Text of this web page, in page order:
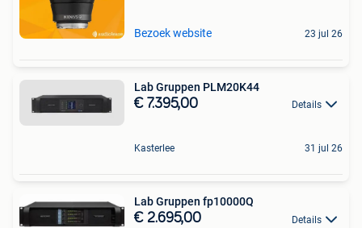
Bezoek website 23 jul 26
Lab Gruppen PLM20K44
€ 7.395,00 Details
Kasterlee 31 jul 26
Lab Gruppen fp10000Q
€ 2.695,00 Details